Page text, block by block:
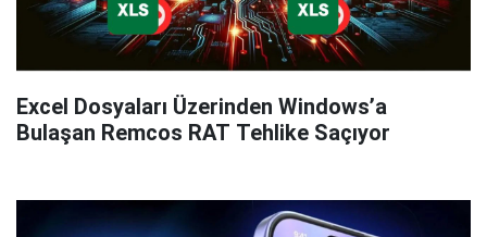
Excel Dosyaları Üzerinden Windows’a
Bulaşan Remcos RAT Tehlike Saçıyor